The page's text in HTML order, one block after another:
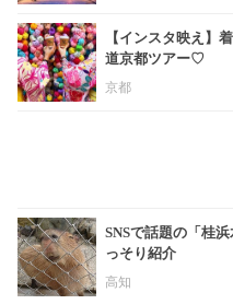
【インスタ映え】
道京都ツアー♡
京都
SNSで話題の「桂
っそり紹介
高知